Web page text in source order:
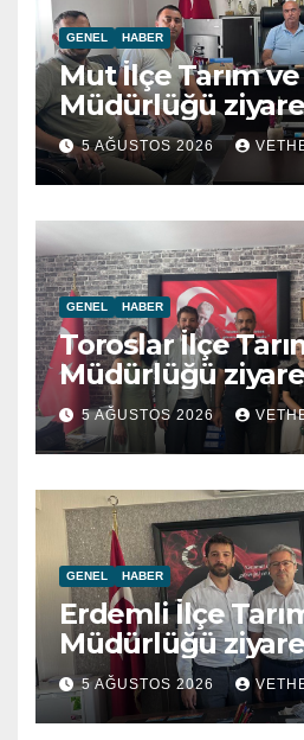
GENEL HABER
Mut İlçe Tarım
Müdürlüğü
5 AĞUSTOS 2026
GENEL HABER
Toroslar İlçe
Müdürlüğü
5 AĞUSTOS 2026
GENEL HABER
Erdemli İlçe
Müdürlüğü
5 AĞUSTOS 2026